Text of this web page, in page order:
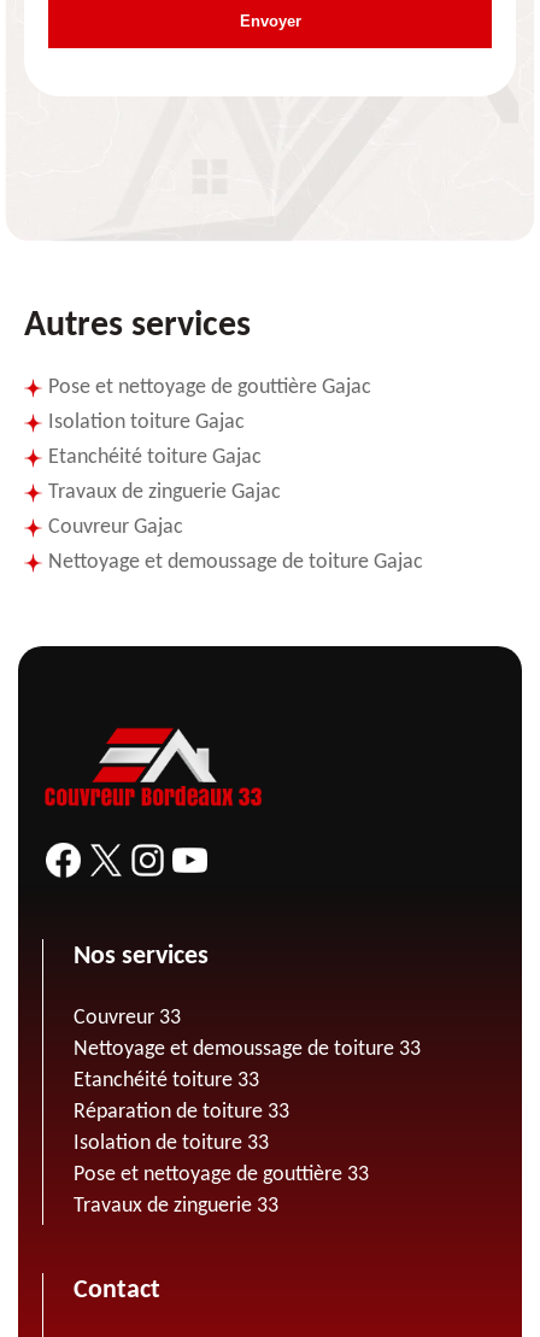
Autres services
Pose et nettoyage de gouttière Gajac
Isolation toiture Gajac
Etanchéité toiture Gajac
Travaux de zinguerie Gajac
Couvreur Gajac
Nettoyage et demoussage de toiture Gajac
Nos services
Couvreur 33
Nettoyage et demoussage de toiture 33
Etanchéité toiture 33
Réparation de toiture 33
Isolation de toiture 33
Pose et nettoyage de gouttière 33
Travaux de zinguerie 33
Contact